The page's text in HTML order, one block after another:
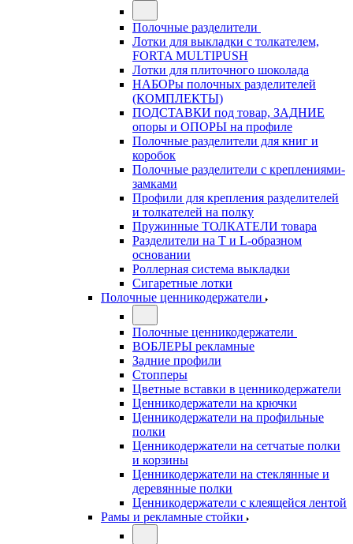
Полочные разделители
Лотки для выкладки с толкателем,
FORTA MULTIPUSH
Лотки для плиточного шоколада
НАБОРы полочных разделителей
(КОМПЛЕКТЫ)
ПОДСТАВКИ под товар, ЗАДНИЕ
опоры и ОПОРЫ на профиле
Полочные разделители для книг и
коробок
Полочные разделители с креплениями-
замками
Профили для крепления разделителей
и толкателей на полку
Пружинные ТОЛКАТЕЛИ товара
Разделители на Т и L-образном
основании
Роллерная система выкладки
Сигаретные лотки
Полочные ценникодержатели
Полочные ценникодержатели
ВОБЛЕРЫ рекламные
Задние профили
Стопперы
Цветные вставки в ценникодержатели
Ценникодержатели на крючки
Ценникодержатели на профильные
полки
Ценникодержатели на сетчатые полки
и корзины
Ценникодержатели на стеклянные и
деревянные полки
Ценникодержатели с клеящейся лентой
Рамы и рекламные стойки